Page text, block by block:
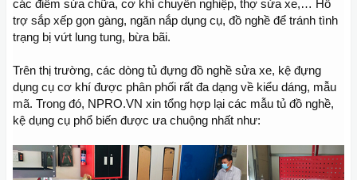
các điểm sửa chữa, cơ khí chuyên nghiệp, thợ sửa xe,… Hỗ
trợ sắp xếp gọn gàng, ngăn nắp dụng cụ, đồ nghề để tránh tình
trạng bị vứt lung tung, bừa bãi.
Trên thị trường, các dòng tủ đựng đồ nghề sửa xe, kệ đựng
dụng cụ cơ khí được phân phối rất đa dạng về kiểu dáng, mẫu
mã. Trong đó, NPRO.VN xin tổng hợp lại các mẫu tủ đồ nghề,
kệ dụng cụ phổ biến được ưa chuộng nhất như: